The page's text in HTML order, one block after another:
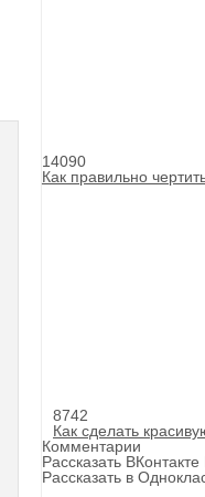
14090
Как правильно
8742
Как сделать
Комментарии
Рассказать ВКонтакте
Рассказать в